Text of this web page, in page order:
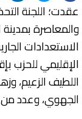
عقدت؛ اللجنة
والمعاصرة بمدينة
الاستعدادات
الإقليمي للحزب
اللطيف الزعيم،
الجهوي، وعدد من